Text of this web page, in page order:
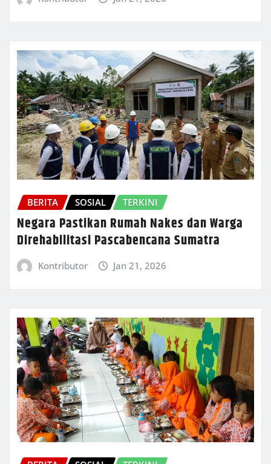
BERITA SOSIAL TERKINI
Negara Pastikan Rumah Nakes dan Warga
Direhabilitasi Pascabencana Sumatra
Kontributor Jan 21, 2026